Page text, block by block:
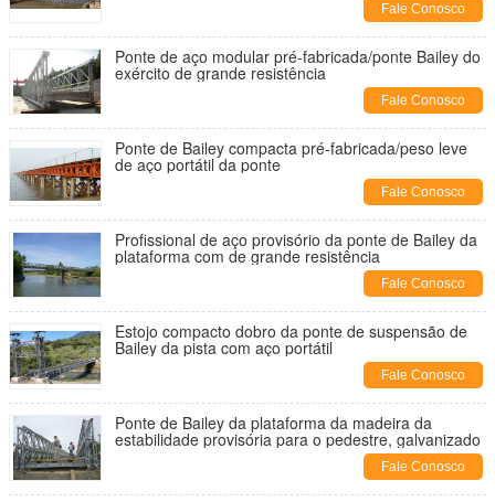
Fale Conosco
Ponte de aço modular pré-fabricada/ponte Bailey do
exército de grande resistência
Fale Conosco
Ponte de Bailey compacta pré-fabricada/peso leve
de aço portátil da ponte
Fale Conosco
Profissional de aço provisório da ponte de Bailey da
plataforma com de grande resistência
Fale Conosco
Estojo compacto dobro da ponte de suspensão de
Bailey da pista com aço portátil
Fale Conosco
Ponte de Bailey da plataforma da madeira da
estabilidade provisória para o pedestre, galvanizado
Fale Conosco